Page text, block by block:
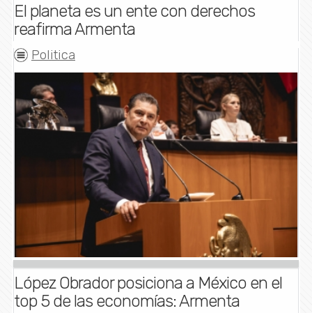
El planeta es un ente con derechos
reafirma Armenta
Politica
López Obrador posiciona a México en el
top 5 de las economías: Armenta